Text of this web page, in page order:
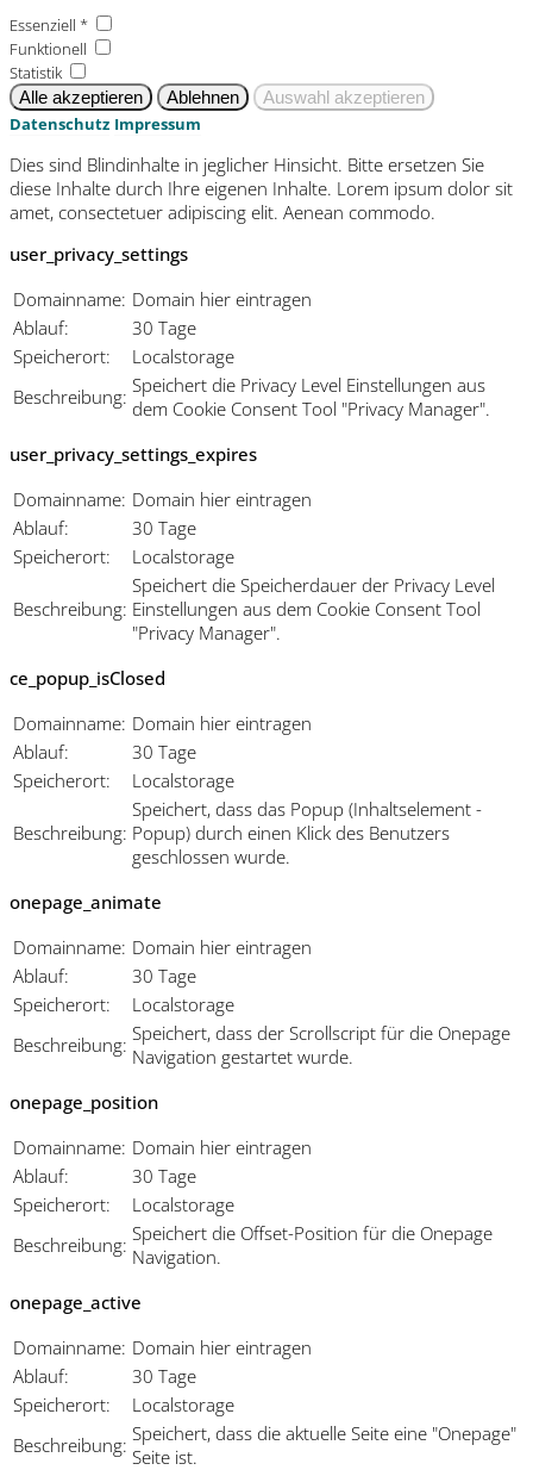
Essenziell *
Funktionell
Statistik
Datenschutz Impressum
Dies sind Blindinhalte in jeglicher Hinsicht. Bitte ersetzen Sie
diese Inhalte durch Ihre eigenen Inhalte. Lorem ipsum dolor sit
amet, consectetuer adipiscing elit. Aenean commodo.
user_privacy_settings
Domainname: Domain hier eintragen
Ablauf:
30 Tage
Speicherort:
Localstorage
Beschreibung: Speichert die Privacy Level Einstellungen aus
dem Cookie Consent Tool "Privacy Manager".
user_privacy_settings_expires
Domainname: Domain hier eintragen
Ablauf:
30 Tage
Speicherort:
Localstorage
Beschreibung:
Speichert die Speicherdauer der Privacy Level
Einstellungen aus dem Cookie Consent Tool
"Privacy Manager".
ce_popup_isClosed
Domainname: Domain hier eintragen
Ablauf:
30 Tage
Speicherort:
Localstorage
Beschreibung:
Speichert, dass das Popup (Inhaltselement -
Popup) durch einen Klick des Benutzers
geschlossen wurde.
onepage_animate
Domainname: Domain hier eintragen
Ablauf:
30 Tage
Speicherort:
Localstorage
Beschreibung: Speichert, dass der Scrollscript für die Onepage
Navigation gestartet wurde.
onepage_position
Domainname: Domain hier eintragen
Ablauf:
30 Tage
Speicherort:
Localstorage
Beschreibung: Speichert die Offset-Position für die Onepage
Navigation.
onepage_active
Domainname: Domain hier eintragen
Ablauf:
30 Tage
Speicherort:
Localstorage
Beschreibung: Speichert, dass die aktuelle Seite eine "Onepage"
Seite ist.